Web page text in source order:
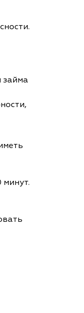
займа
минут.